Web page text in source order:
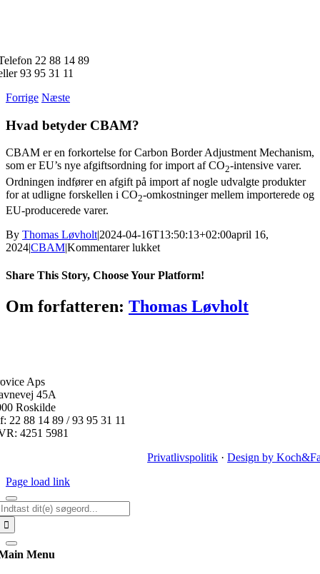
22 88 14 89
93 95 31 11
Forrige Næste
Hvad betyder CBAM?
CBAM er en forkortelse for Carbon Border Adjustment Mechanism,
som er EU’s nye afgiftsordning for import af CO2-intensive varer.
Ordningen indfører en afgift på import af nogle udvalgte produkter
for at udligne forskellen i CO2-omkostninger mellem importerede og
EU-producerede varer.
By Thomas Løvholt|2024-04-16T13:50:13+02:00april 16,
2024|CBAM|Kommentarer lukkettil
betyder
Share This Story, Choose Your Platform!
Facebook
Twitter
Reddit
LinkedIn
WhatsApp
Telegram
Tumblr
Pinterest
Vk
Xing
E-
mail
Om forfatteren: Thomas Løvholt
Aps
45A
Roskilde
22 88 14 89 / 93 95 31 11
4251 5981
Privatlivspolitik ·Design by
Page load link
Menu